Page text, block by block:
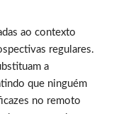
ao contexto
regulares.
a
que ninguém
no remoto